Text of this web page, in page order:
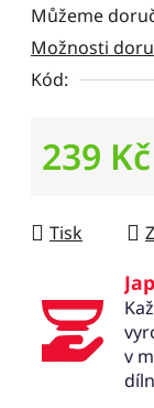
Můžeme
Možnosti
Kód:
239 Kč
Tisk
v